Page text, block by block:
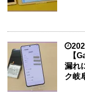
【
漏れ
ク岐